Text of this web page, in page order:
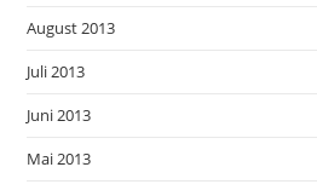
August 2013
Juli 2013
Juni 2013
Mai 2013